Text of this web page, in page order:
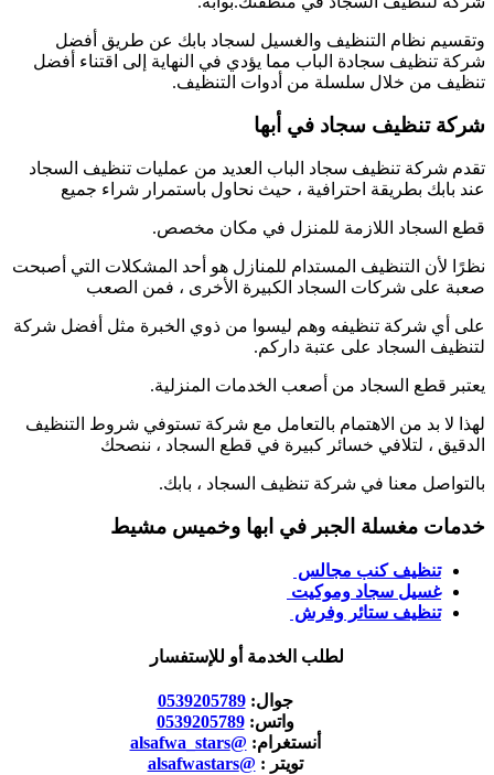
وتقسيم نظام التنظيف والغسيل لسجاد بابك عن طريق أفضل
شركة تنظيف سجادة الباب مما يؤدي في النهاية إلى اقتناء أفضل
تنظيف من خلال سلسلة من أدوات التنظيف.
شركة تنظيف سجاد في أبها
تقدم شركة تنظيف سجاد الباب العديد من عمليات تنظيف السجاد
عند بابك بطريقة احترافية ، حيث نحاول باستمرار شراء جميع
قطع السجاد اللازمة للمنزل في مكان مخصص.
نظرًا لأن التنظيف المستدام للمنازل هو أحد المشكلات التي أصبحت
صعبة على شركات السجاد الكبيرة الأخرى ، فمن الصعب
على أي شركة تنظيفه وهم ليسوا من ذوي الخبرة مثل أفضل شركة
لتنظيف السجاد على عتبة داركم.
يعتبر قطع السجاد من أصعب الخدمات المنزلية.
لهذا لا بد من الاهتمام بالتعامل مع شركة تستوفي شروط التنظيف
الدقيق ، لتلافي خسائر كبيرة في قطع السجاد ، ننصحك
بالتواصل معنا في شركة تنظيف السجاد ، بابك.
خدمات مغسلة الجبر في ابها وخميس مشيط
تنظيف كنب مجالس
غسيل سجاد وموكيت
تنظيف ستائر وفرش
لطلب الخدمة أو للإستفسار
جوال:0539205789
واتس:0539205789
أنستغرام: @alsafwa_stars
تويتر : @alsafwastars